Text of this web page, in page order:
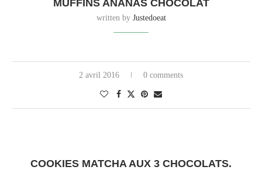
MUFFINS ANANAS CHOCOLAT
written by Justedoeat
2 avril 2016 0 comments
COOKIES MATCHA AUX 3 CHOCOLATS.